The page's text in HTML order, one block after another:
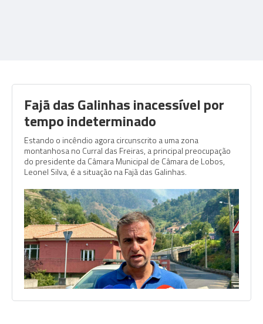
Fajã das Galinhas inacessível por
tempo indeterminado
Estando o incêndio agora circunscrito a uma zona
montanhosa no Curral das Freiras, a principal preocupação
do presidente da Câmara Municipal de Câmara de Lobos,
Leonel Silva, é a situação na Fajã das Galinhas.